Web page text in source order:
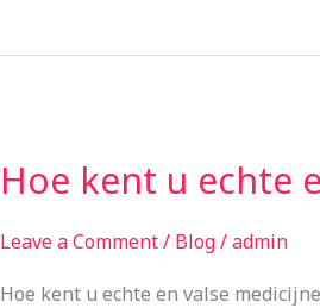
Hoe kent u echte
Leave a Comment/ Blog/admin
Hoe kent u echte en valse
Hoe
u
en